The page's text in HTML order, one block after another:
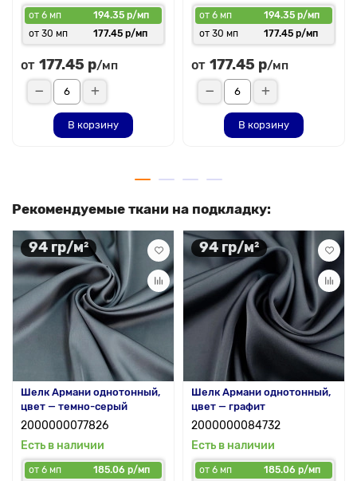
от 6 мп
194.35 р/мп
от 30 мп
177.45 р/мп
от 177.45 р/мп
В корзину
от 6 мп
194.35 р/мп
от 30 мп
177.45 р/мп
от 177.45 р/мп
В корзину
Рекомендуемые ткани на подкладку:
94 гр/м²
Шелк Армани однотонный,
цвет — темно-серый
2000000077826
Есть в наличии
от 6 мп
185.06 р/мп
94 гр/м²
Шелк Армани однотонный,
цвет — графит
2000000084732
Есть в наличии
от 6 мп
185.06 р/мп